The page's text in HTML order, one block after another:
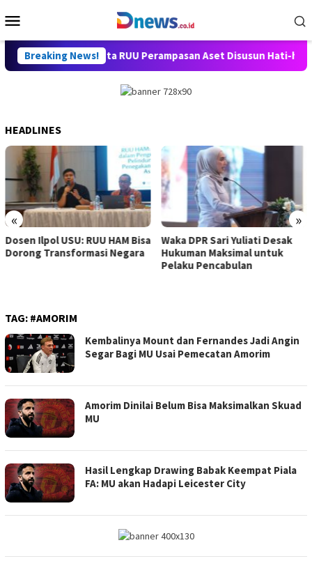
to
Menu
Breaking News!
Girsang Minta RUU Perampasan Aset Disusun Hati-hati dan
HEADLINES
« »
Dosen Ilpol USU: RUU HAM Bisa
Dorong Transformasi Negara
Waka DPR Sari Yuliati Desak
Hukuman Maksimal untuk
Pelaku Pencabulan
TAG: #AMORIM
Kembalinya Mount dan Fernandes Jadi Angin
Segar Bagi MU Usai Pemecatan Amorim
Amorim Dinilai Belum Bisa Maksimalkan Skuad
MU
Hasil Lengkap Drawing Babak Keempat Piala
FA: MU akan Hadapi Leicester City